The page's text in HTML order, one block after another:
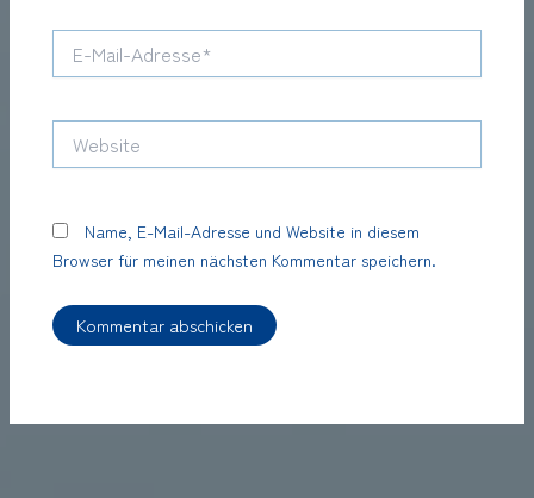
Mail-
Name, E-Mail-Adresse und Website in diesem
Browser für meinen nächsten Kommentar speichern.